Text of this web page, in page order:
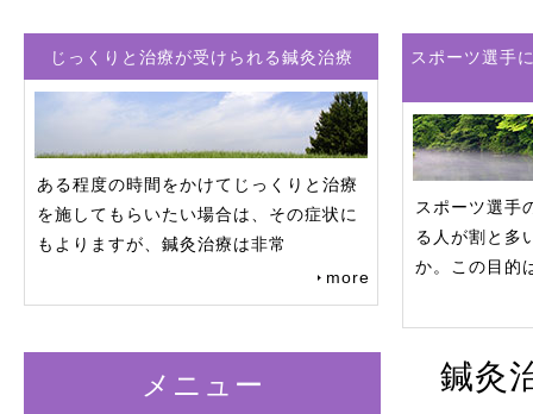
じっくりと治療が受けられる鍼灸治療
ある程度の時間をかけてじっくりと治療
を施してもらいたい場合は、その症状に
もよりますが、鍼灸治療は非常
more
スポーツ選手
スポーツ選手
る人が割と多
か。この目的
メニュー 鍼灸